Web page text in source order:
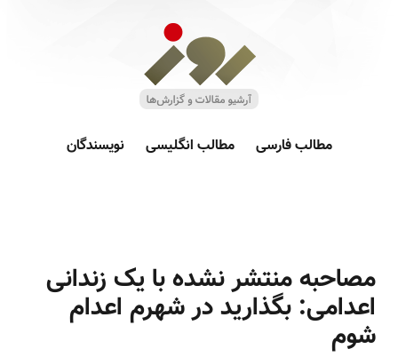
مطالب فارسی مطالب انگلیسی نویسندگان
مصاحبه‌ منتشر نشده با یک زندانی
اعدامی: بگذارید در شهرم اعدام
شوم